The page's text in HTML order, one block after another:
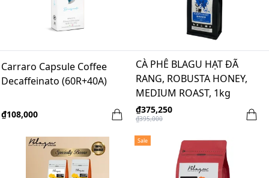
Carraro Capsule Coffee
Decaffeinato (60R+40A)
₫108,000
CÀ PHÊ BLAGU HẠT ĐÃ
RANG, ROBUSTA HONEY,
MEDIUM ROAST, 1kg
₫375,250
₫395,000
Sale